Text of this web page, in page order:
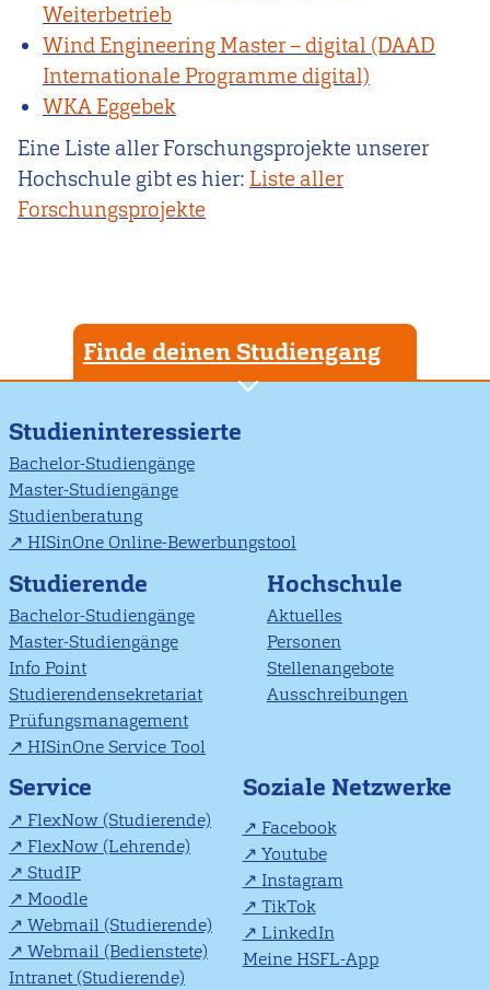
Weiterbetrieb
Wind Engineering Master – digital (DAAD
Internationale Programme digital)
WKA Eggebek
Eine Liste aller Forschungsprojekte unserer
Hochschule gibt es hier: Liste aller
Forschungsprojekte
Finde deinen Studiengang
Studieninteressierte
Bachelor-Studiengänge
Master-Studiengänge
Studienberatung
HISinOne Online-Bewerbungstool
Studierende
Bachelor-Studiengänge
Master-Studiengänge
Info Point
Studierendensekretariat
Prüfungsmanagement
HISinOne Service Tool
Hochschule
Aktuelles
Personen
Stellenangebote
Ausschreibungen
Service
FlexNow (Studierende)
FlexNow (Lehrende)
StudIP
Moodle
Webmail (Studierende)
Webmail (Bedienstete)
Intranet (Studierende)
Soziale Netzwerke
Facebook
Youtube
Instagram
TikTok
LinkedIn
Meine HSFL-App